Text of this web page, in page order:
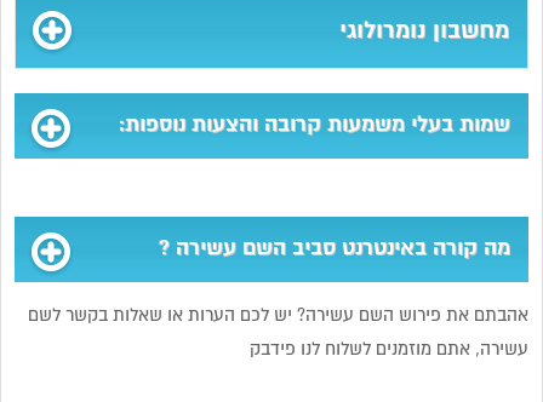
מחשבון נומרולוגי
שמות בעלי משמעות קרובה והצעות נוספות:
מה קורה באינטרנט סביב השם עשירה ?
אהבתם את פירוש השם עשירה? יש לכם הערות או שאלות בקשר לשם
עשירה, אתם מוזמנים לשלוח לנו פידבק